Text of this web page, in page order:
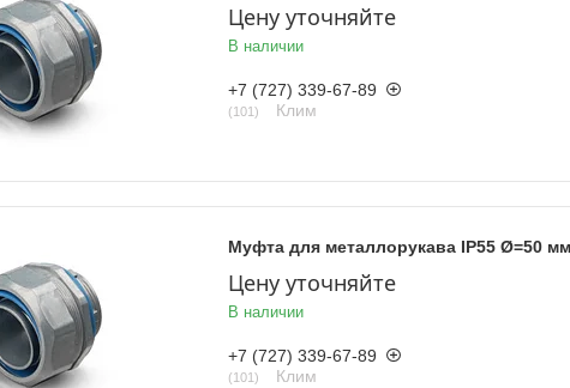
Цену уточняйте
В наличии
+7 (727) 339-67-89
101 Клим
Муфта для металлорукава IP55 Ø=50 мм
Цену уточняйте
В наличии
+7 (727) 339-67-89
101 Клим